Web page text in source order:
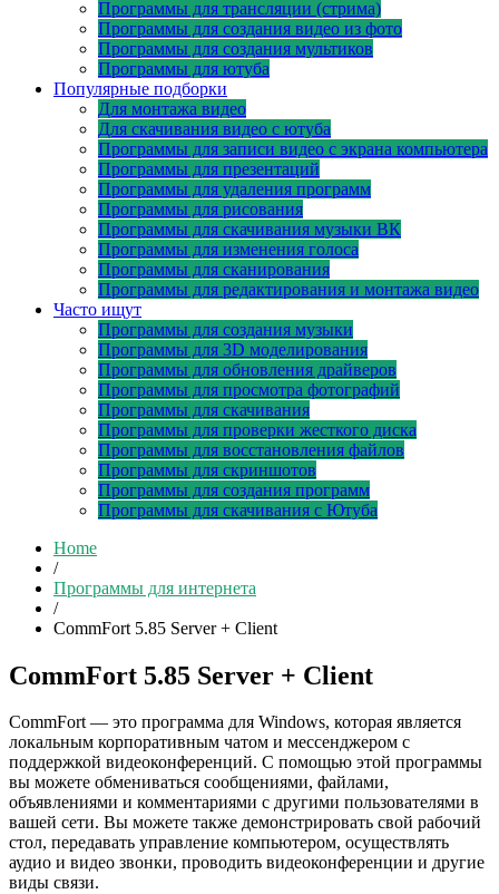
Программы для трансляции (стрима)
Программы для создания видео из фото
Программы для создания мультиков
Программы для ютуба
Популярные подборки
Для монтажа видео
Для скачивания видео с ютуба
Программы для записи видео с экрана компьютера
Программы для презентаций
Программы для удаления программ
Программы для рисования
Программы для скачивания музыки ВК
Программы для изменения голоса
Программы для сканирования
Программы для редактирования и монтажа видео
Часто ищут
Программы для создания музыки
Программы для 3D моделирования
Программы для обновления драйверов
Программы для просмотра фотографий
Программы для скачивания
Программы для проверки жесткого диска
Программы для восстановления файлов
Программы для скриншотов
Программы для создания программ
Программы для скачивания с Ютуба
Home
/
Программы для интернета
/
CommFort 5.85 Server + Client
CommFort 5.85 Server + Client
CommFort — это программа для Windows, которая является
локальным корпоративным чатом и мессенджером с
поддержкой видеоконференций. С помощью этой программы
вы можете обмениваться сообщениями, файлами,
объявлениями и комментариями с другими пользователями в
вашей сети. Вы можете также демонстрировать свой рабочий
стол, передавать управление компьютером, осуществлять
аудио и видео звонки, проводить видеоконференции и другие
виды связи.